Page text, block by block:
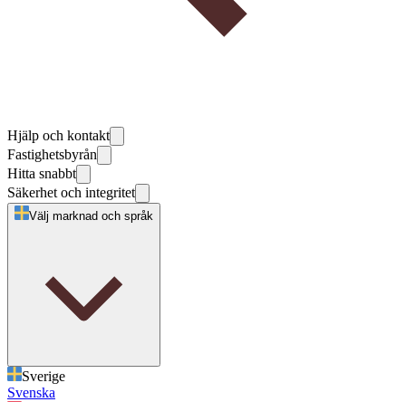
Hjälp och kontakt
Fastighetsbyrån
Hitta snabbt
Säkerhet och integritet
Välj marknad och språk
Sverige
Svenska